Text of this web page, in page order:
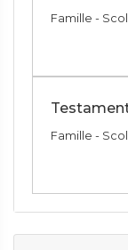
Famille -
Famille -